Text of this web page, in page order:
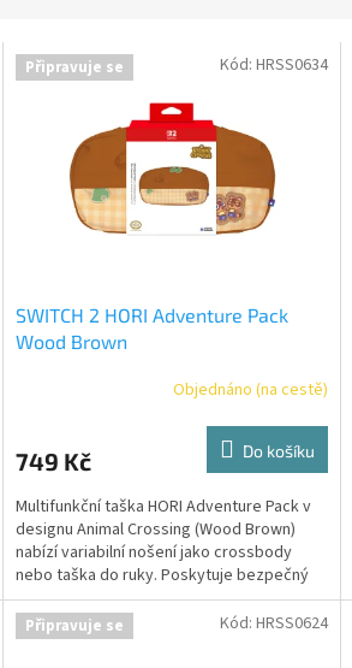
Připravuje se
SWITCH 2 HORI Adventure Pack
Wood Brown
Objednáno (na cestě)
749 Kč Do košíku
Multifunkční taška HORI Adventure Pack v
designu Animal Crossing (Wood Brown)
nabízí variabilní nošení jako crossbody
nebo taška do ruky. Poskytuje bezpečný
prostor pro konzoli Nintendo Switch a její
příslušenství. Oficiálně licencováno
společností Nintendo.
Kód: HRSS0634
Připravuje se Kód: HRSS0624